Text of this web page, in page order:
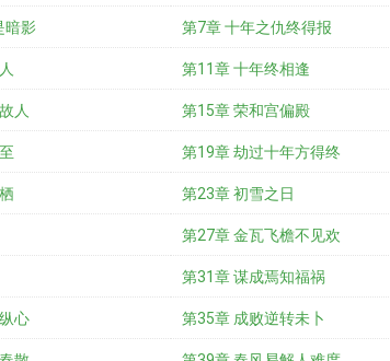
暗影 第7章 十年之仇终得报
第11章 十年终相逢
人 第15章 荣和宫偏殿
第19章 劫过十年方得终
第23章 初雪之日
第27章 金瓦飞檐不见欢
第31章 谋成焉知福祸
心 第35章 成败逆转未卜